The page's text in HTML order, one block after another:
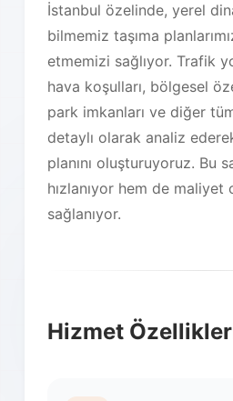
İstanbul özelinde, yerel
bilmemiz taşıma
etmemizi sağlıyor. Trafik
hava koşulları, bölgesel
park imkanları ve diğer
detaylı olarak analiz
planını oluşturuyoruz. Bu
hızlanıyor hem de
sağlanıyor.
Hizmet